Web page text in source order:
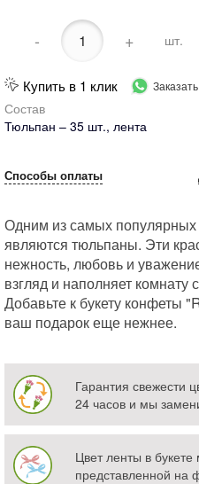
- + шт.
Купить в 1 клик
Состав
Тюльпан – 35 шт., лента
Способы оплаты
Одним из самых популярных
являются тюльпаны. Эти
нежность, любовь и
взгляд и наполняет
Добавьте к букету конфеты
ваш подарок еще нежнее.
Гарантия свежести
24 часов и мы
Цвет ленты в букете
представленной на